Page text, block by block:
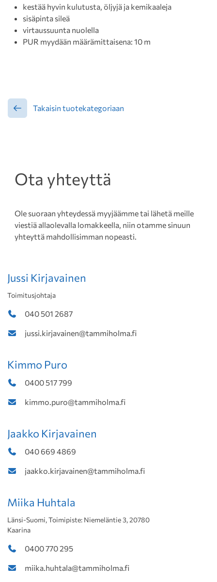
kestää hyvin kulutusta, öljyjä ja kemikaaleja
sisäpinta sileä
virtaussuunta nuolella
PUR myydään määrämittaisena: 10 m
Takaisin tuotekategoriaan
Ota yhteyttä
Ole suoraan yhteydessä myyjäämme tai lähetä meille
viestiä allaolevalla lomakkeella, niin otamme sinuun
yhteyttä mahdollisimman nopeasti.
Jussi Kirjavainen
Toimitusjohtaja
040 501 2687
jussi.kirjavainen@tammiholma.fi
Kimmo Puro
0400 517 799
kimmo.puro@tammiholma.fi
Jaakko Kirjavainen
040 669 4869
jaakko.kirjavainen@tammiholma.fi
Miika Huhtala
Länsi-Suomi, Toimipiste: Niemeläntie 3, 20780
Kaarina
0400 770 295
miika.huhtala@tammiholma.fi